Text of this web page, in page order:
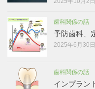
歯科関係の話
予防歯科、
2025年6月30日
歯科関係の話
インプラン